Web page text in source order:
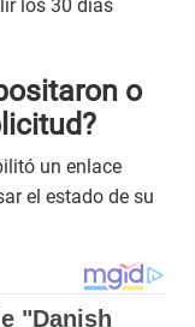
los 30 días
o
un enlace
el estado de su